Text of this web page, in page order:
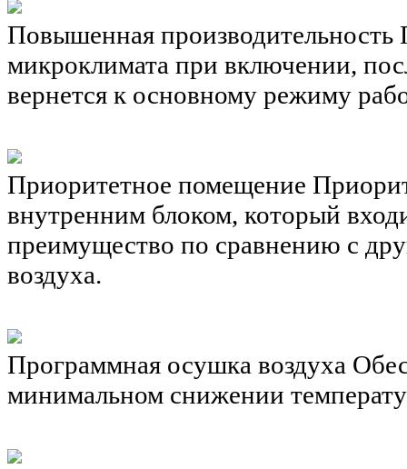
Повышенная производительность
микроклимата при включении,
вернется к основному режиму
Приоритетное помещение
внутренним блоком, который
преимущество по сравнению с
воздуха.
Программная осушка воздуха
минимальном снижении